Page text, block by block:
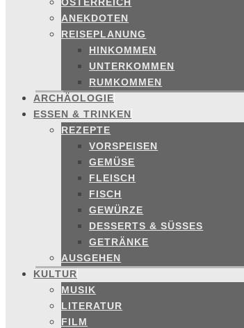
ANEKDOTEN
REISEPLANUNG
HINKOMMEN
UNTERKOMMEN
RUMKOMMEN
ARCHÄOLOGIE
ESSEN & TRINKEN
REZEPTE
VORSPEISEN
GEMÜSE
FLEISCH
FISCH
GEWÜRZE
DESSERTS & SÜSSES
GETRÄNKE
AUSGEHEN
KULTUR
MUSIK
LITERATUR
FILM